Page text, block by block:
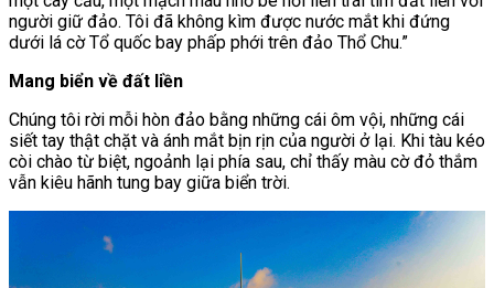
người giữ đảo. Tôi đã không kìm được nước mắt khi đứng
dưới lá cờ Tổ quốc bay phấp phới trên đảo Thổ Chu.”
Mang biển về đất liền
Chúng tôi rời mỗi hòn đảo bằng những cái ôm vội, những cái
siết tay thật chặt và ánh mắt bịn rịn của người ở lại. Khi tàu kéo
còi chào từ biệt, ngoảnh lại phía sau, chỉ thấy màu cờ đỏ thắm
vẫn kiêu hãnh tung bay giữa biển trời.